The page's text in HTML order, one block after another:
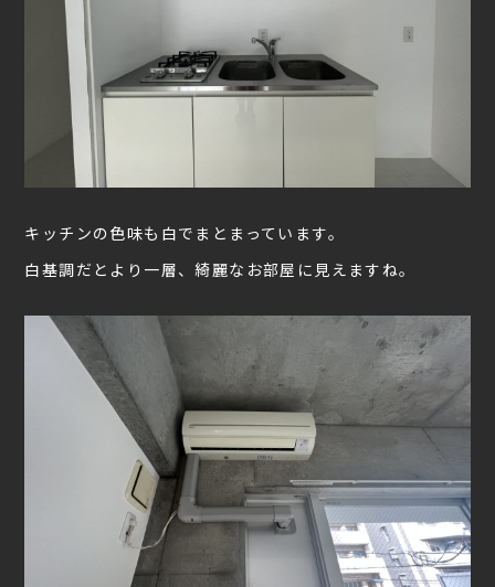
キッチンの色味も白でまとまっています。
白基調だとより一層、綺麗なお部屋に見えますね。